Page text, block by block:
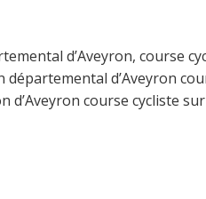
d’Aveyron, course
d’Aveyron
course cycliste